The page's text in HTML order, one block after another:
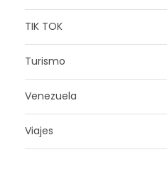
TIK TOK
Turismo
Venezuela
Viajes